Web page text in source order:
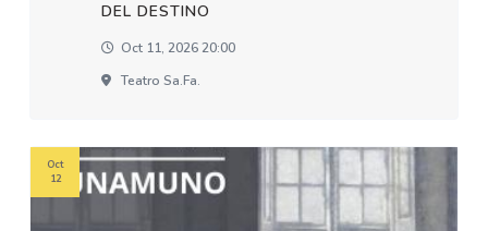
DEL DESTINO
Oct 11, 2026 20:00
Teatro Sa.fa.
Oct
12